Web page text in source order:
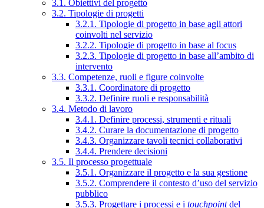
3.1. Obiettivi del progetto
3.2. Tipologie di progetti
3.2.1. Tipologie di progetto in base agli attori
coinvolti nel servizio
3.2.2. Tipologie di progetto in base al focus
3.2.3. Tipologie di progetto in base all’ambito di
intervento
3.3. Competenze, ruoli e figure coinvolte
3.3.1. Coordinatore di progetto
3.3.2. Definire ruoli e responsabilità
3.4. Metodo di lavoro
3.4.1. Definire processi, strumenti e rituali
3.4.2. Curare la documentazione di progetto
3.4.3. Organizzare tavoli tecnici collaborativi
3.4.4. Prendere decisioni
3.5. Il processo progettuale
3.5.1. Organizzare il progetto e la sua gestione
3.5.2. Comprendere il contesto d’uso del servizio
pubblico
3.5.3. Progettare i processi e i touchpointdel